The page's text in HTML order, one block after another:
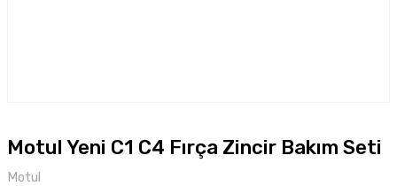
Motul Yeni C1 C4 Fırça Zincir Bakım Seti
Motul